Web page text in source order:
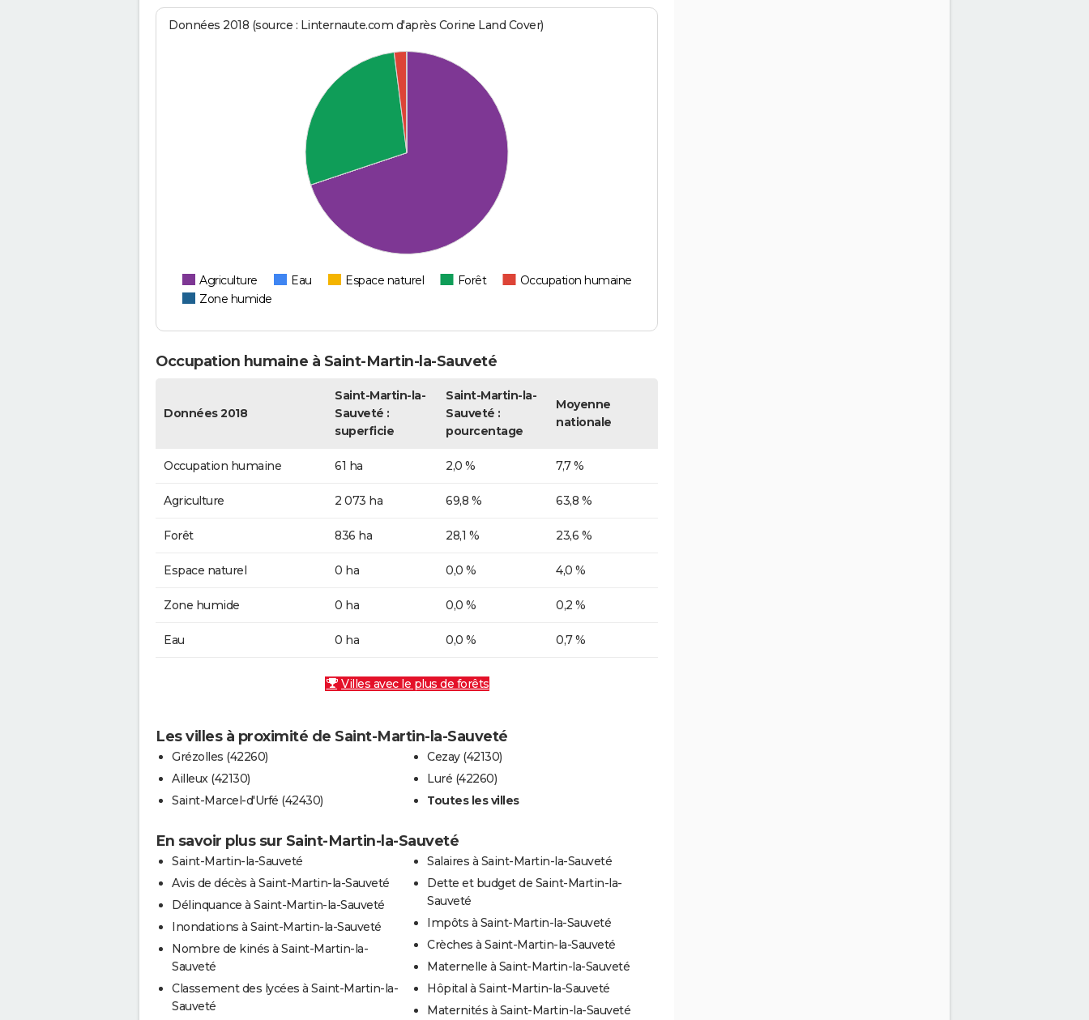
Données 2018 (source : Linternaute.com d'après Corine Land Cover)
Agriculture Eau Espace naturel Forêt
Occupation humaine
Zone humide
Occupation humaine à Saint-Martin-la-Sauveté
Données 2018
Saint-Martin-la-
Sauveté :
superficie
Saint-Martin-la-
Sauveté :
pourcentage
Moyenne
nationale
Occupation humaine 61 ha 2,0 % 7,7 %
Agriculture 2 073 ha 69,8 % 63,8 %
Forêt 836 ha 28,1 % 23,6 %
Espace naturel 0 ha 0,0 % 4,0 %
Zone humide 0 ha 0,0 % 0,2 %
Eau 0 ha 0,0 % 0,7 %
Villes avec le plus de forêts
Les villes à proximité de Saint-Martin-la-Sauveté
Grézolles (42260)
Ailleux (42130)
Saint-Marcel-d'Urfé (42430)
Cezay (42130)
Luré (42260)
Toutes les villes
En savoir plus sur Saint-Martin-la-Sauveté
Saint-Martin-la-Sauveté
Avis de décès à Saint-Martin-la-Sauveté
Délinquance à Saint-Martin-la-Sauveté
Inondations à Saint-Martin-la-Sauveté
Nombre de kinés à Saint-Martin-la-
Sauveté
Classement des lycées à Saint-Martin-la-
Sauveté
Salaires à Saint-Martin-la-Sauveté
Dette et budget de Saint-Martin-la-
Sauveté
Impôts à Saint-Martin-la-Sauveté
Crèches à Saint-Martin-la-Sauveté
Maternelle à Saint-Martin-la-Sauveté
Hôpital à Saint-Martin-la-Sauveté
Maternités à Saint-Martin-la-Sauveté